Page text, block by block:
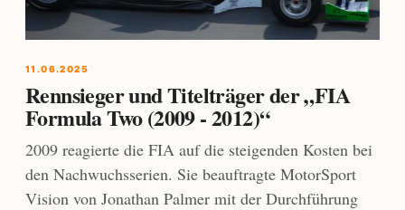
11.06.2025
Rennsieger und Titelträger der „FIA
Formula Two (2009 - 2012)“
2009 reagierte die FIA auf die steigenden Kosten bei
den Nachwuchsserien. Sie beauftragte MotorSport
Vision von Jonathan Palmer mit der Durchführung